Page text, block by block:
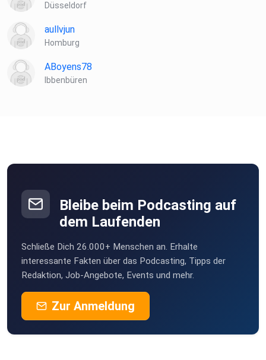
Düsseldorf
aullvjun
Homburg
ABoyens78
Ibbenbüren
Bleibe beim Podcasting auf
dem Laufenden
Schließe Dich 26.000+ Menschen an. Erhalte
interessante Fakten über das Podcasting, Tipps der
Redaktion, Job-Angebote, Events und mehr.
Zur Anmeldung